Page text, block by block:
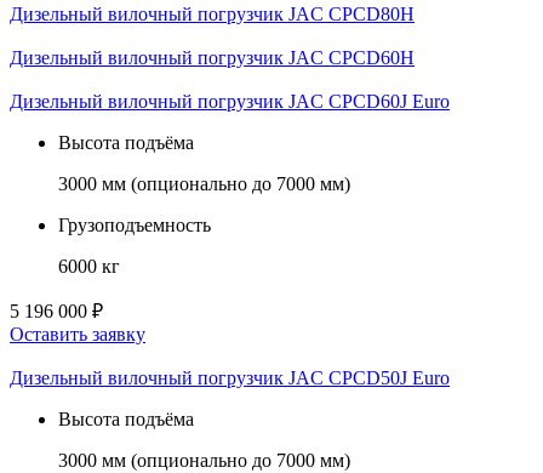
Дизельный вилочный погрузчик JAC CPCD80H
Дизельный вилочный погрузчик JAC CPCD60H
Дизельный вилочный погрузчик JAC CPCD60J Euro
Высота подъёма
3000 мм (опционально до 7000 мм)
Грузоподъемность
6000 кг
5 196 000 ₽
Оставить заявку
Дизельный вилочный погрузчик JAC CPCD50J Euro
Высота подъёма
3000 мм (опционально до 7000 мм)